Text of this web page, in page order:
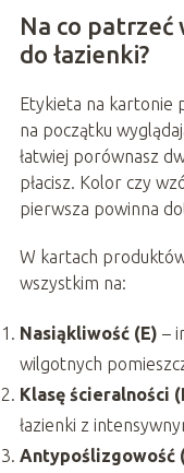
Na co patrzeć
do łazienki?
Etykieta na kartonie
na początku
łatwiej porównasz
płacisz. Kolor czy
pierwsza powinna
W kartach
wszystkim na:
Nasiąkliwość (E) –
wilgotnych
Klasę ścieralności
łazienki z
Antypoślizgowość